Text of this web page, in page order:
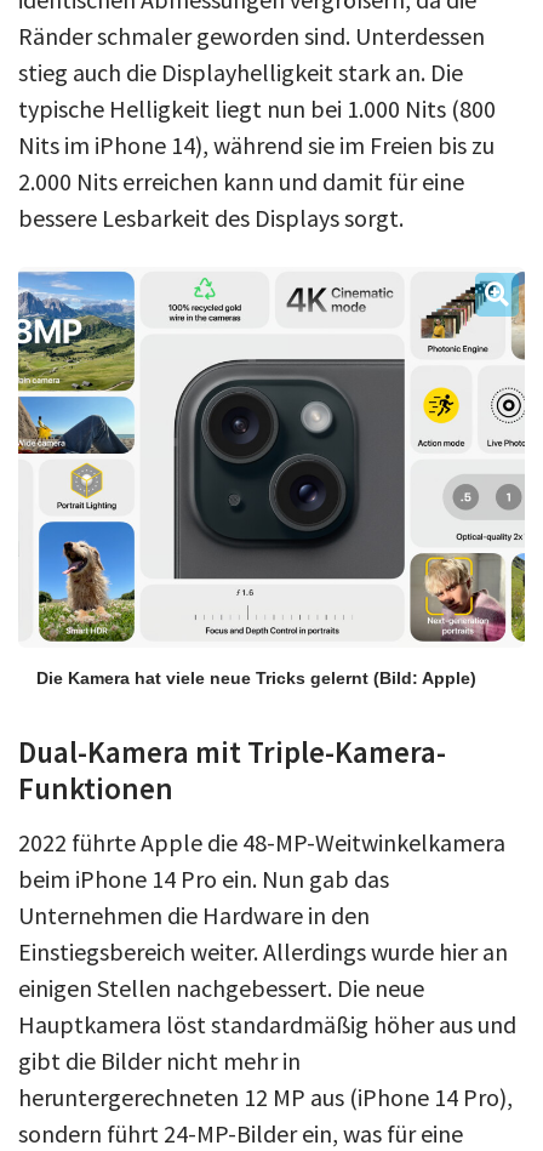
Ränder schmaler geworden sind. Unterdessen
stieg auch die Displayhelligkeit stark an. Die
typische Helligkeit liegt nun bei 1.000 Nits (800
Nits im iPhone 14), während sie im Freien bis zu
2.000 Nits erreichen kann und damit für eine
bessere Lesbarkeit des Displays sorgt.
Die Kamera hat viele neue Tricks gelernt (Bild: Apple)
Dual-Kamera mit Triple-Kamera-
Funktionen
2022 führte Apple die 48-MP-Weitwinkelkamera
beim iPhone 14 Pro ein. Nun gab das
Unternehmen die Hardware in den
Einstiegsbereich weiter. Allerdings wurde hier an
einigen Stellen nachgebessert. Die neue
Hauptkamera löst standardmäßig höher aus und
gibt die Bilder nicht mehr in
heruntergerechneten 12 MP aus (iPhone 14 Pro),
sondern führt 24-MP-Bilder ein, was für eine